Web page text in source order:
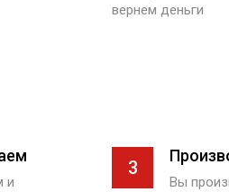
вернем деньги
и
3
Вы